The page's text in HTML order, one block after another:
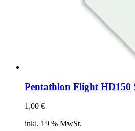
Pentathlon Flight HD150
1,00 €
inkl. 19 % MwSt.